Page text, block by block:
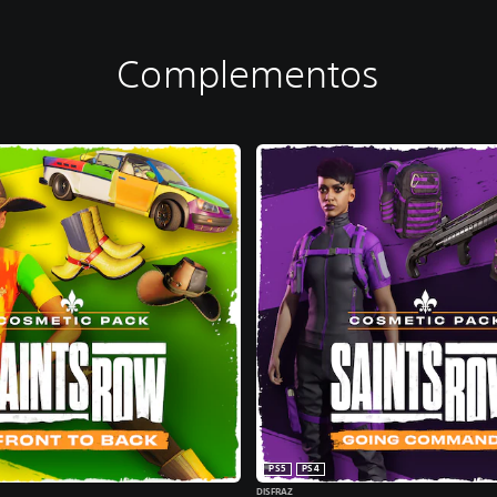
Complementos
PS5
PS4
DISFRAZ